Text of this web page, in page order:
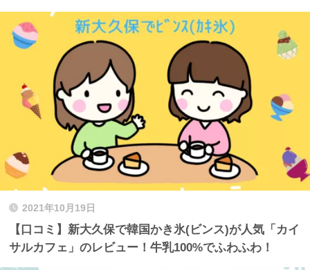
2021年10月19日
【口コミ】新大久保で韓国かき氷(ビンス)が人気「カイ
サルカフェ」のレビュー！牛乳100%でふわふわ！